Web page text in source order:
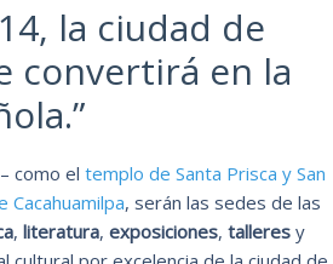
la ciudad de
convertirá en la
como el templo de Santa Prisca y San
Cacahuamilpa, serán las sedes de las
, literatura, exposiciones, talleres y